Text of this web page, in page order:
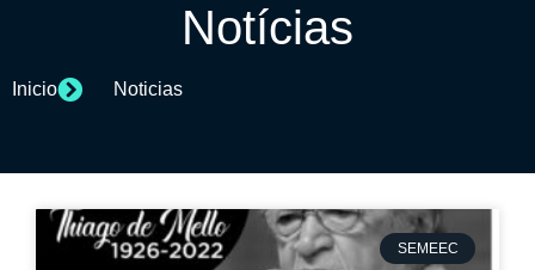
Notícias
Inicio Noticias
SEMEEC